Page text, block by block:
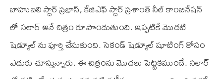
బాహుబలి స్టార్ ప్రభాస్, కే‌జి‌ఎఫ్ స్టార్ ప్రశాంత్ నీల్ కాంబినేషన్
లో సలార్ అనే చిత్రం రూపొందుతుంది. ఇప్పటికే మొదటి
షెడ్యూల్ ను పూర్తి చేసుకుంది. సెకండ్ షెడ్యూల్ షూటింగ్ కోసం
ఎదురు చూస్తున్నారు. ఈ చిత్రంను మొదలు పెట్టకముందే. సలార్